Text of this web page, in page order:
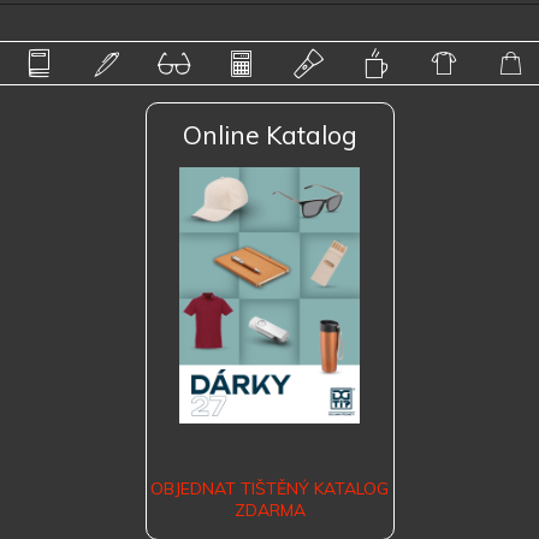
Online Katalog
OBJEDNAT TIŠTĚNÝ KATALOG
ZDARMA